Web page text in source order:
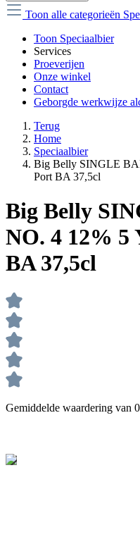
Toon alle categorieën
Toon Speciaalbier
Services
Proeverijen
Onze winkel
Contact
Geborgde werkwijze
Terug
Home
Speciaalbier
Big Belly SINGLE
Port BA 37,5cl
Big Belly
NO. 4 12% 5
BA 37,5cl
Gemiddelde waardering van